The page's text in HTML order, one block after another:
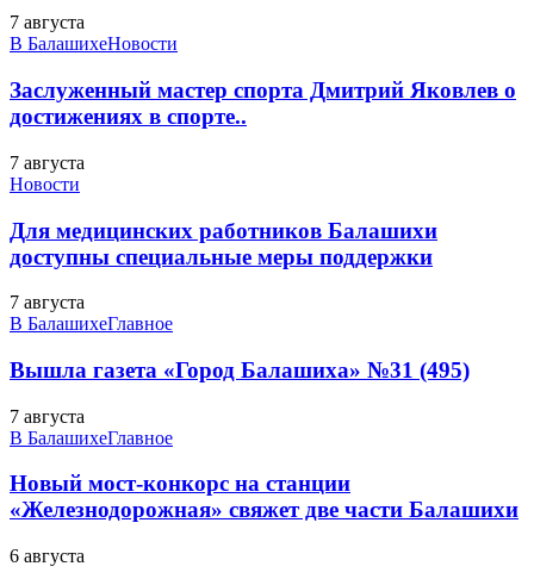
7 августа
В БалашихеНовости
Заслуженный мастер спорта Дмитрий Яковлев о
достижениях в спорте..
7 августа
Новости
Для медицинских работников Балашихи
доступны специальные меры поддержки
7 августа
В БалашихеГлавное
Вышла газета «Город Балашиха» №31 (495)
7 августа
В БалашихеГлавное
Новый мост-конкорс на станции
«Железнодорожная» свяжет две части Балашихи
6 августа